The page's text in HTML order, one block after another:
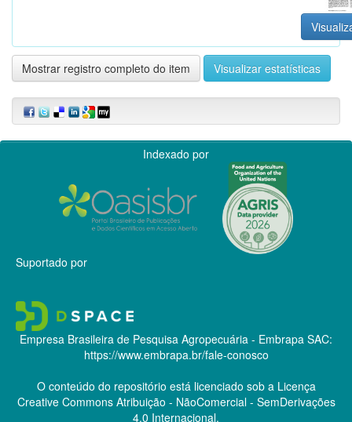
Mostrar registro completo do item Visualizar estatísticas
Indexado por
Suportado por
Empresa Brasileira de Pesquisa Agropecuária - Embrapa SAC:
https://www.embrapa.br/fale-conosco
O conteúdo do repositório está licenciado sob a Licença
Creative CommonsAtribuição - NãoComercial - SemDerivações
4.0 Internacional.